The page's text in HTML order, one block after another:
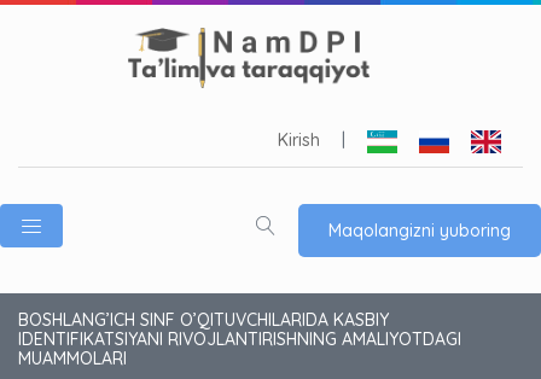
Kirish
Maqolangizni yuboring
BOSHLANG’ICH SINF O’QITUVCHILARIDA KASBIY
IDENTIFIKATSIYANI RIVOJLANTIRISHNING AMALIYOTDAGI
MUAMMOLARI